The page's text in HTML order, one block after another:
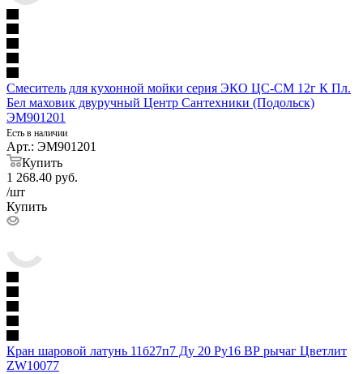
Смеситель для кухонной мойки серия ЭКО ЦС-СМ 12г К Пл.
Бел маховик двуручный Центр Сантехники (Подольск)
ЭМ901201
Есть в наличии
Арт.: ЭМ901201
Купить
1 268.40 руб.
/шт
Купить
Кран шаровой латунь 11б27п7 Ду 20 Ру16 ВР рычаг Цветлит
ZW10077